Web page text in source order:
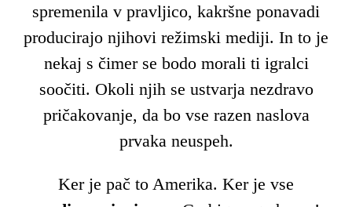
spremenila v pravljico, kakršne ponavadi
producirajo njihovi režimski mediji. In to je
nekaj s čimer se bodo morali ti igralci
soočiti. Okoli njih se ustvarja nezdravo
pričakovanje, da bo vse razen naslova
prvaka neuspeh.
Ker je pač to Amerika. Ker je vse